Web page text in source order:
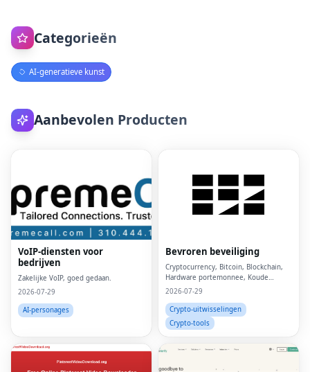
Categorieën
AI-generatieve kunst
Aanbevolen Producten
VoIP-diensten voor
bedrijven
Zakelijke VoIP, goed gedaan.
2026-07-29
AI-personages
Bevroren beveiliging
Cryptocurrency, Bitcoin, Blockchain,
Hardware portemonnee, Koude
portemonnee,
2026-07-29
Crypto-uitwisselingen
Crypto-tools